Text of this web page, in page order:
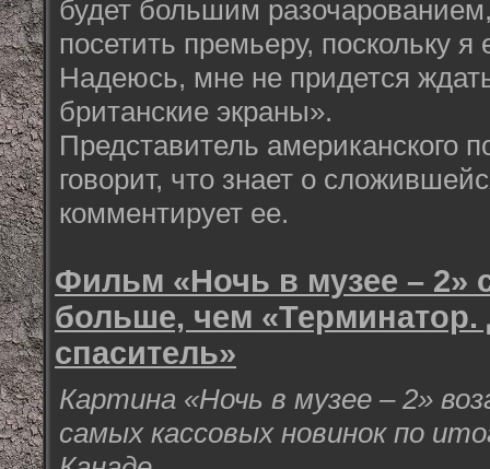
будет большим
посетить премьеру, поскольку
Надеюсь, мне не придется
британские экраны».
Представитель американского
говорит, что знает о
комментирует ее.
Фильм «Ночь в музее – 2»
больше, чем «Терминатор.
спаситель»
Картина «Ночь в музее – 2»
самых кассовых новинок по